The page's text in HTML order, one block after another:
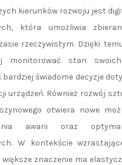
kierunków rozwoju jest
która umożliwia
rzeczywistym. Dzięki
monitorować stan
bardziej świadome decyzje
urządzeń. Również rozwój
otwiera nowe
awarii oraz
W kontekście
znaczenie ma